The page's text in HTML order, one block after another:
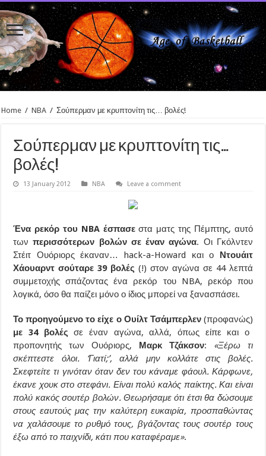
Home / NBA / Σούπερμαν με κρυπτονίτη τις… βολές!
Σούπερμαν με κρυπτονίτη τις…
βολές!
13 January 2012 NBA Leave a comment
Ένα ρεκόρ του NBA έσπασεστα ματς της Πέμπτης, αυτό
των περισσότερων βολών σε έναν αγώνα. Οι Γκόλντεν
Στέιτ Ουόριορς έκαναν… hack-a-Howard και ο Ντουάιτ
Χάουαρντ σούταρε 39 βολές(!) στον αγώνα σε 44 λεπτά
συμμετοχής σπάζοντας ένα ρεκόρ του NBA, ρεκόρ που
λογικά, όσο θα παίζει μόνο ο ίδιος μπορεί να ξανασπάσει.
Το προηγούμενο το είχε ο Ουίλτ Τσάμπερλεν(προφανώς)
με 34 βολές σε έναν αγώνα, αλλά, όπως είπε και ο
προπονητής των Ουόριορς, Μαρκ Τζάκσον: «Ξέρω τι
σκέπτεστε όλοι. ‘Γιατί;’, αλλά μην κολλάτε στις βολές.
Σκεφτείτε τι γινόταν όταν δεν του κάναμε φάουλ. Κάρφωνε,
έκανε χουκ στο στεφάνι. Είναι πολύ καλός παίκτης. Και είναι
πολύ κακός σουτέρ βολών. Θεωρήσαμε ότι έτσι θα δώσουμε
στους εαυτούς μας την καλύτερη ευκαιρία, προσπαθώντας
να χαλάσουμε το ρυθμό τους, βγάζοντας τους σουτέρ τους
έξω από το παιχνίδι, κάτι που καταφέραμε».